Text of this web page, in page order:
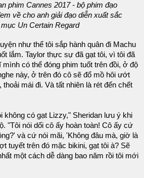
phim Cannes 2017 - bộ phim đạo
về cho anh giải đạo diễn xuất sắc
Un Certain Regard
như thể tôi sắp hành quân đi Machu
lắm. Taylor thực sự đã gạt tôi, vì tôi đã
mình có thể đóng phim tuốt trên đồi, ở độ
này, ở trên đó cô sẽ đổ mồ hôi ướt
thoải mái đi. Và tất nhiên là rét đến chết
không có gạt Lizzy," Sheridan lưu ý khi
"Tôi nói dối cô ấy hoàn toàn! Cô ấy cứ
và cứ nói mãi, 'Không đâu mà, giờ là
tuyết trên đó mặc bikini, gạt tôi à? Sẽ
một cách dễ dàng bao năm rồi tôi mới